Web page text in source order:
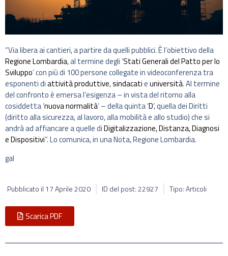
“Via libera ai cantieri, a partire da quelli pubblici. È l’obiettivo della
Regione Lombardia, al termine degli ‘Stati Generali del Patto per lo
Sviluppo‘ con più di 100 persone collegate in videoconferenza tra
esponenti diattività produttive,sindacatieuniversità. Al termine
del confronto è emersa l’esigenza – in vista del ritorno alla
cosiddetta ‘nuova normalità‘ – della quinta ‘D‘, quella dei Diritti
(diritto alla sicurezza, al lavoro, alla mobilità e allo studio) che si
andrà ad affiancare a quelle diDigitalizzazione, Distanza, Diagnosi
e Dispositivi“. Lo comunica, in una Nota, Regione Lombardia.
gal
Pubblicato il 17 Aprile 2020 ID del post: 22927 Tipo: Articoli
Scarica PDF